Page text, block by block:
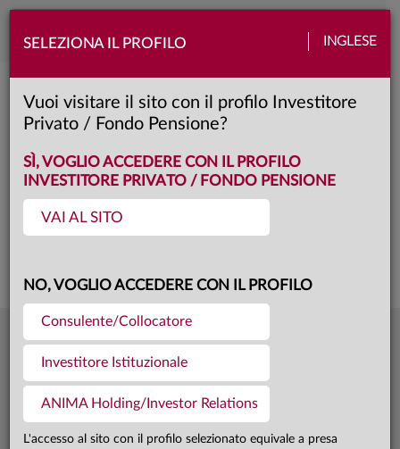
SELEZIONA IL PROFILO INGLESE
Vuoi visitare il sito con il profilo Investitore
Privato / Fondo Pensione?
SÌ, VOGLIO ACCEDERE CON IL PROFILO
INVESTITORE PRIVATO / FONDO PENSIONE
VAI AL SITO
NO, VOGLIO ACCEDERE CON IL PROFILO
Consulente/Collocatore
Investitore Istituzionale
ANIMA Holding/Investor Relations
L'accesso al sito con il profilo selezionato equivale a presa
Toggle
Anima Azionario Internazionale
Classe: Y
Questa è una comunicazione di marketing. Si prega di consultare il prospetto e
Ultima quota
04.08.26
Patrimonio fondo 31.07.26
Patrimonio classe Y 31.07.26